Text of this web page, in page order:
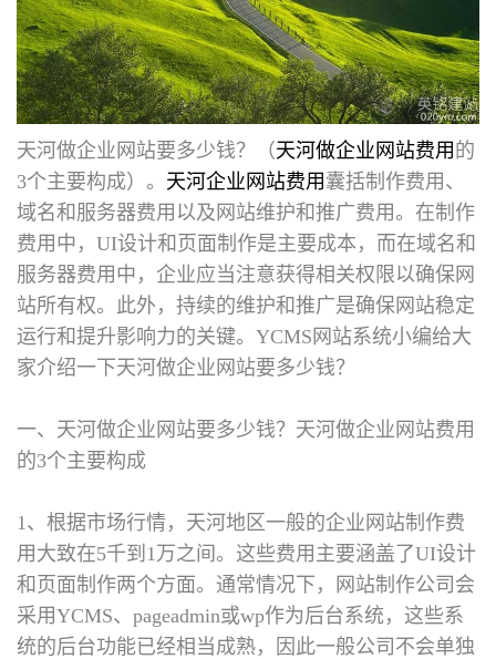
天河做企业网站要多少钱？（天河做企业网站费用 的
3个主要构成）。 天河企业网站费用 囊括制作费用、
域名和服务器费用以及网站维护和推广费用。在制作
费用中，UI设计和页面制作是主要成本，而在域名和
服务器费用中，企业应当注意获得相关权限以确保网
站所有权。此外，持续的维护和推广是确保网站稳定
运行和提升影响力的关键。YCMS网站系统小编给大
家介绍一下天河做企业网站要多少钱？
一、天河做企业网站要多少钱？ 天河做企业网站费用
的3个主要构成
1、根据市场行情，天河地区一般的企业网站制作费
用大致在5千到1万之间。这些费用主要涵盖了UI设计
和页面制作两个方面。通常情况下，网站制作公司会
采用YCMS、pageadmin或wp作为后台系统，这些系
统的后台功能已经相当成熟，因此一般公司不会单独